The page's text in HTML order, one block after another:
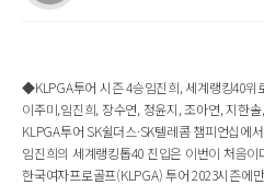
◆KLPGA투어 시즌 4승임진희, 세계랭킹40위
이주미,임진희, 장수연, 정윤지, 조아연, 지한
KLPGA투어 SK쉴더스·SK텔레콤 챔피언십
임진희의 세계랭킹톱40 진입은 이번이 처음
한국여자프로골프(KLPGA) 투어 2023시즌에